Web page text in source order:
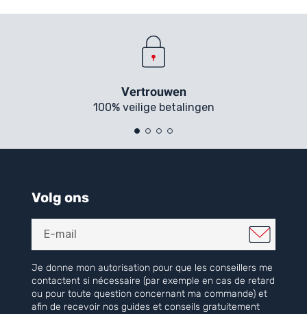
Vertrouwen
100% veilige betalingen
Volg ons
Je donne mon autorisation pour que les conseillers me
contactent si nécessaire (par exemple en cas de retard
ou pour toute question concernant ma commande) et
afin de recevoir nos guides et conseils gratuitement